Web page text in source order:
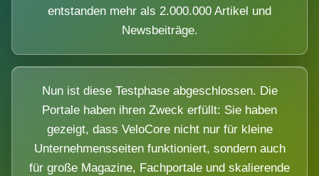
entstanden mehr als 2.000.000 Artikel und
Newsbeiträge.
Nun ist diese Testphase abgeschlossen. Die
Portale haben ihren Zweck erfüllt: Sie haben
gezeigt, dass VeloCore nicht nur für kleine
Unternehmensseiten funktioniert, sondern auch
für große Magazine, Fachportale und skalierende